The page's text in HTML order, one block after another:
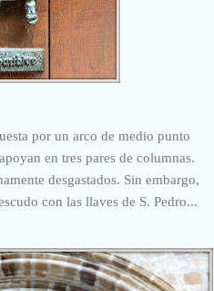
por un arco de medio punto
en tres pares de columnas.
desgastados. Sin embargo,
con las llaves de S. Pedro...